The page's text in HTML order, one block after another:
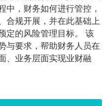
中，财务如何进行管控，
合规开展，并在此基础上
定的风险管理目标。 该
与要求，帮助财务人员在
、业务层面实现业财融